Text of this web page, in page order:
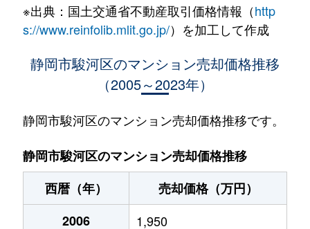
小黒
1,100万円 静岡
徒歩2時間
1,400万円 安倍川
国吉田
2,100万円 草薙(ＪＲ)
徒歩21分
さつき町
690万円 静岡
徒歩17分
さつき町
700万円 静岡
徒歩14分
さつき町
1,300万円 静岡
※出典：国土交通省不動産取引価格情報（http
s://www.reinfolib.mlit.go.jp/）を加工して作成
静岡市駿河区のマンション売却価格推移
（2005～2023年）
静岡市駿河区のマンション売却価格推移です。
静岡市駿河区のマンション売却価格推移
西暦（年）
売却価格（万円）
2006
1,950